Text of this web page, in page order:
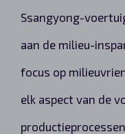
Ssangyong-
aan de milieu-
focus op
elk aspect van de